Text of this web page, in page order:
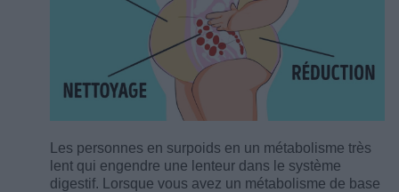
Les personnes en surpoids en un métabolisme très
lent qui engendre une lenteur dans le système
digestif. Lorsque vous avez un métabolisme de base